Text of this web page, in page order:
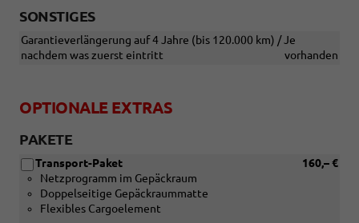
SONSTIGES
Garantieverlängerung auf 4 Jahre (bis 120.000 km) / Je
nachdem was zuerst eintritt
vorhanden
OPTIONALE EXTRAS
PAKETE
160,– €
Transport-Paket
Netzprogramm im Gepäckraum
Doppelseitige Gepäckraummatte
Flexibles Cargoelement